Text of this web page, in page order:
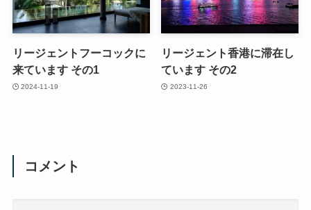
リージェントフーコックに
来ています その1
2024-11-19
リージェント香港に滞在し
ています その2
2023-11-26
コメント